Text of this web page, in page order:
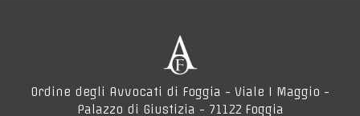
Ordine degli Avvocati di Foggia - Viale I Maggio -
Palazzo di Giustizia - 71122 Foggia